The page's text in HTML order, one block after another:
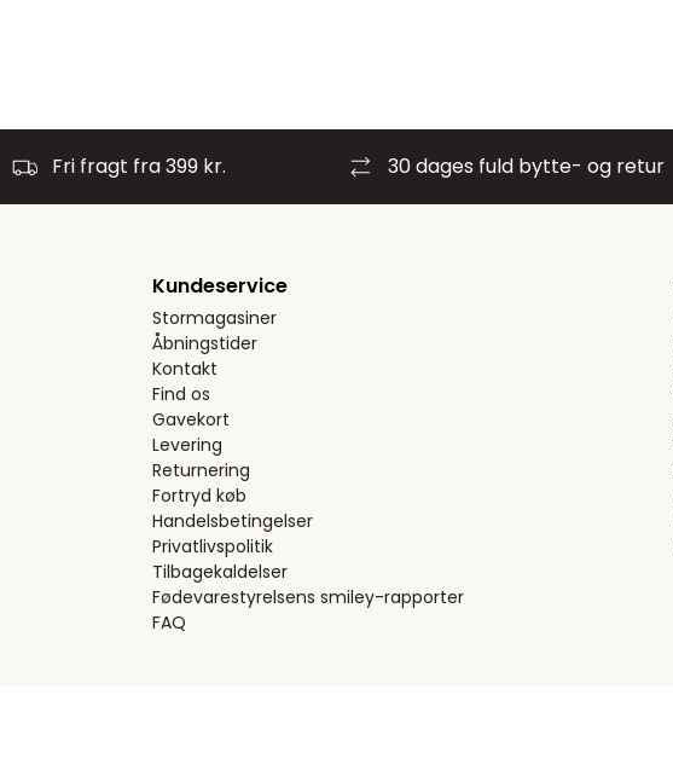
Fri fragt fra 399 kr. 30 dages fuld bytte- og retur
Kundeservice
Stormagasiner
Åbningstider
Kontakt
Find os
Gavekort
Levering
Returnering
Fortryd køb
Handelsbetingelser
Privatlivspolitik
Tilbagekaldelser
Fødevarestyrelsens smiley-rapporter
FAQ